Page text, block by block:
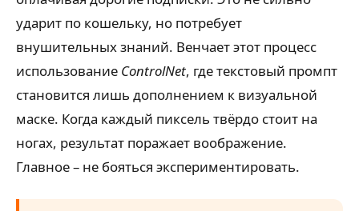
ударит по кошельку, но потребует
внушительных знаний. Венчает этот процесс
использование ControlNet, где текстовый промпт
становится лишь дополнением к визуальной
маске. Когда каждый пиксель твёрдо стоит на
ногах, результат поражает воображение.
Главное – не бояться экспериментировать.